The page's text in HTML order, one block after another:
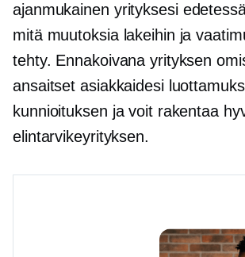
ajanmukainen yrityksesi
mitä muutoksia lakeihin ja
tehty. Ennakoivana yrityksen
ansaitset asiakkaidesi
kunnioituksen ja voit rakentaa
elintarvikeyrityksen.